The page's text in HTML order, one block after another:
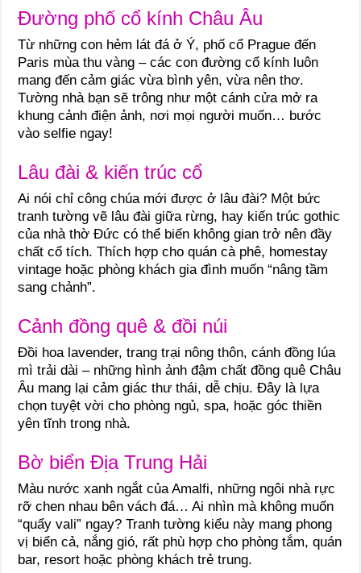
Đường phố cổ kính Châu Âu
Từ những con hẻm lát đá ở Ý, phố cổ Prague đến
Paris mùa thu vàng – các con đường cổ kính luôn
mang đến cảm giác vừa bình yên, vừa nên thơ.
Tường nhà bạn sẽ trông như một cánh cửa mở ra
khung cảnh điện ảnh, nơi mọi người muốn… bước
vào selfie ngay!
Lâu đài & kiến trúc cổ
Ai nói chỉ công chúa mới được ở lâu đài? Một bức
tranh tường vẽ lâu đài giữa rừng, hay kiến trúc gothic
của nhà thờ Đức có thể biến không gian trở nên đầy
chất cổ tích. Thích hợp cho quán cà phê, homestay
vintage hoặc phòng khách gia đình muốn “nâng tầm
sang chảnh”.
Cảnh đồng quê & đồi núi
Đồi hoa lavender, trang trại nông thôn, cánh đồng lúa
mì trải dài – những hình ảnh đậm chất đồng quê Châu
Âu mang lại cảm giác thư thái, dễ chịu. Đây là lựa
chọn tuyệt vời cho phòng ngủ, spa, hoặc góc thiền
yên tĩnh trong nhà.
Bờ biển Địa Trung Hải
Màu nước xanh ngắt của Amalfi, những ngôi nhà rực
rỡ chen nhau bên vách đá… Ai nhìn mà không muốn
“quẩy vali” ngay? Tranh tường kiểu này mang phong
vị biển cả, nắng gió, rất phù hợp cho phòng tắm, quán
bar, resort hoặc phòng khách trẻ trung.